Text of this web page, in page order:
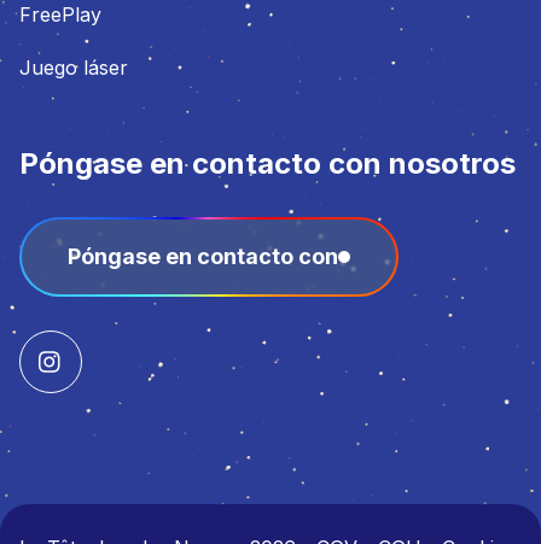
FreePlay
Juego láser
Póngase en contacto con nosotros
Póngase en contacto con